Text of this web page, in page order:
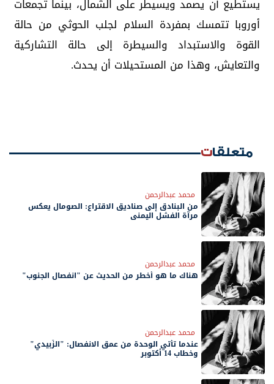
يستطيع أن يصمد ويسيطر على الشمال، بينما تجمعات
أوروبا تتمسك بمفردة السلام لجلب الحوثي من حالة
القوة والاستبداد والسيطرة إلى حالة التشاركية
والتعايش، وهذا من المستحيلات أن يحدث.
متعلقات
محمد عبدالرحمن
من البنادق إلى صناديق الاقتراع: الصومال يعكس
مرآة الفشل اليمني
محمد عبدالرحمن
هناك ما هو أخطر من الحديث عن "انفصال الجنوب"
محمد عبدالرحمن
عندما تأتي الوحدة من عمق الانفصال: "الزُبيدي"
وخطاب 14 أكتوبر